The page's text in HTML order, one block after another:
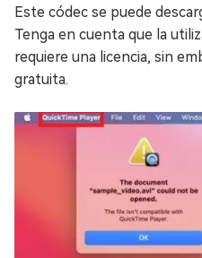
Este códec se puede
Tenga en cuenta que la
requiere una licencia, sin
gratuita.